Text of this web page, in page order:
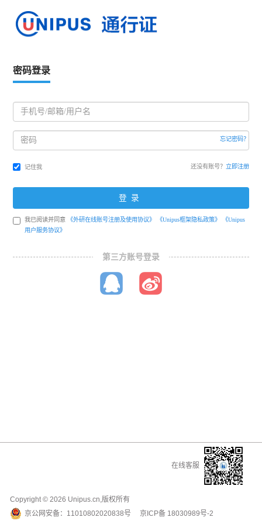
密码登录
忘记密码？
记住我 还没有账号？ 立即注册
登录
我已阅读并同意 《外研在线账号注册及使用协议》 《Unipus框架隐私政策》
《Unipus
用户服务协议》
第三方账号登录
在线客服
Copyright ©2026 Unipus.cn,版权所有
京公网安备： 11010802020838号 京ICP备 18030989号-2